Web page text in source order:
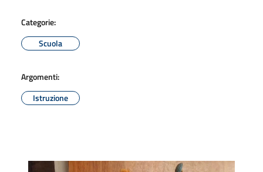
Categorie:
Scuola
Argomenti:
Istruzione